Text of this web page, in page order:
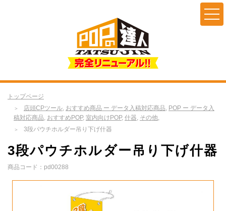
トップページ
店頭CPツール おすすめ商品 ー データ入稿対応商品 POP ー データ入
稿対応商品 おすすめPOP, 室内向けPOP, 什器 その他
3段パウチホルダー吊り下げ什器
3段パウチホルダー吊り下げ什器
商品コード：pd00288